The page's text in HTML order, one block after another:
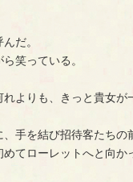
だ。
笑っている。
よりも、きっと貴女が
手を結び招待客たちの
てローレットへと向か